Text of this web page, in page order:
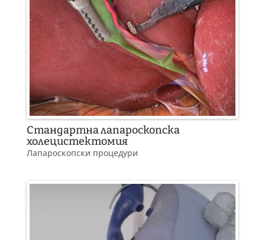
Стандартна лапароскопска
холецистектомия
Лапароскопски процедури